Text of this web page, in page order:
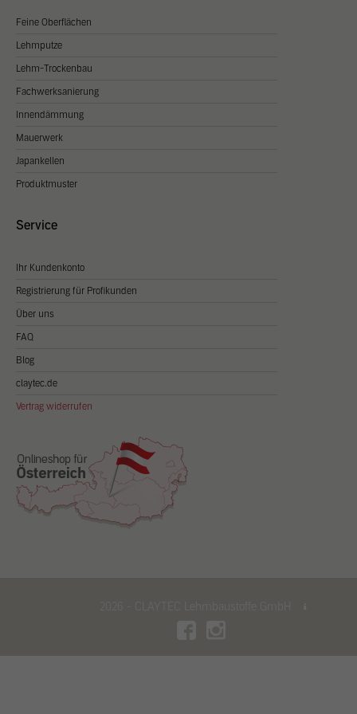
Feine Oberflächen
Lehmputze
Lehm-Trockenbau
Fachwerksanierung
Innendämmung
Mauerwerk
Japankellen
Produktmuster
Service
Ihr Kundenkonto
Registrierung für Profikunden
Über uns
FAQ
Blog
claytec.de
Vertrag widerrufen